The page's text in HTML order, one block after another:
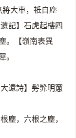
將大車，祗自塵
記】石虎起樓四
。【嶺南表異
還詩】髣髴明窻
塵，六根之塵，